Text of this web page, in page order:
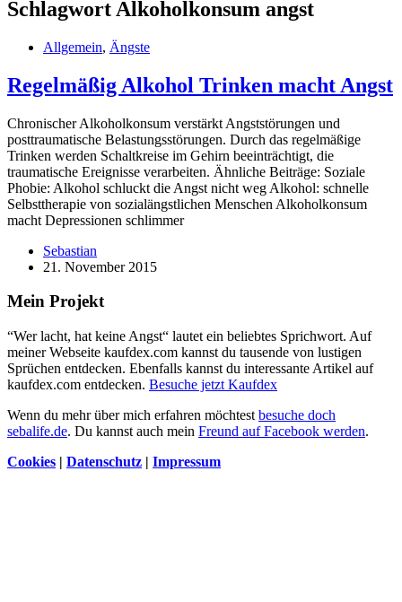
Schlagwort Alkoholkonsum angst
Allgemein, Ängste
Regelmäßig Alkohol Trinken macht Angst
Chronischer Alkoholkonsum verstärkt Angststörungen und
posttraumatische Belastungsstörungen. Durch das regelmäßige
Trinken werden Schaltkreise im Gehirn beeinträchtigt, die
traumatische Ereignisse verarbeiten. Ähnliche Beiträge: Soziale
Phobie: Alkohol schluckt die Angst nicht weg Alkohol: schnelle
Selbsttherapie von sozialängstlichen Menschen Alkoholkonsum
macht Depressionen schlimmer
Sebastian
21. November 2015
Mein Projekt
“Wer lacht, hat keine Angst“ lautet ein beliebtes Sprichwort. Auf
meiner Webseite kaufdex.com kannst du tausende von lustigen
Sprüchen entdecken. Ebenfalls kannst du interessante Artikel auf
kaufdex.com entdecken. Besuche jetzt Kaufdex
Wenn du mehr über mich erfahren möchtest besuche doch
sebalife.de. Du kannst auch mein Freund auf Facebook werden.
Cookies | Datenschutz | Impressum